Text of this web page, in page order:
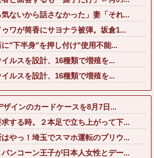
ないから話さなかった」妻「それ...
ワが筒香にサヨナラ被弾。坂倉1...
"下半身"を押し付け"使用不能...
ルスを設計、16種類で増殖を...
ルスを設計、16種類で増殖を...
インのカードケースを8月7日...
する時。２本足で立ち上がって下...
はやっ！埼玉でスマホ運転のプリウ...
パンコーン王子が日本人女性とデー...